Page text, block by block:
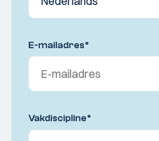
E-mailadres*
Vakdiscipline*